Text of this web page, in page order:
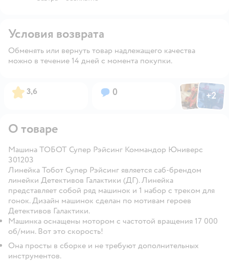
Условия возврата
Обменять или вернуть товар надлежащего качества
можно в течение 14 дней с момента покупки.
Рейтинг:
3,6 Вопросов:
0 ФотоФото
+2
О товаре
Машина ТОБОТ Супер Рэйсинг Коммандор Юниверс
301203
Линейка Тобот Супер Рэйсинг является саб-брендом
линейки Детективов Галактики (ДГ). Линейка
представляет собой ряд машинок и 1 набор с треком для
гонок. Дизайн машинок сделан по мотивам героев
Детективов Галактики.
Машинка оснащены мотором с частотой вращения 17 000
об/мин. Вот это скорость!
Она просты в сборке и не требуют дополнительных
инструментов.